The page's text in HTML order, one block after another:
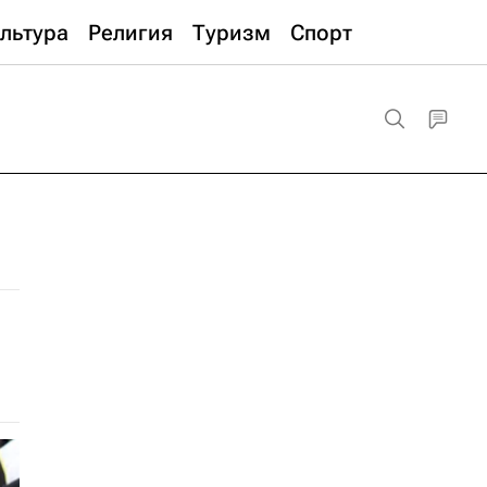
Религия Туризм Спорт